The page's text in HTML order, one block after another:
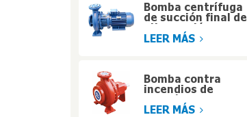
Bomba centrífuga
de succión final de
alta presión y
acoplamiento
LEER MÁS
Bomba contra
incendios de
succión final de
servicio pesado
LEER MÁS